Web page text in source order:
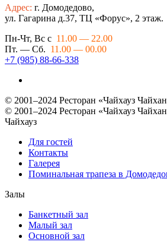
Адрес: г. Домодедово,
ул. Гагарина д.37, ТЦ «Форус», 2 этаж.
Пн-Чт, Вс с 11.00 — 22.00
Пт. — Сб. 11.00 — 00.00
+7 (985) 88-66-338
© 2001–2024 Ресторан «Чайхауз
© 2001–2024 Ресторан «Чайхауз
Чайхауз
Для гостей
Контакты
Галерея
Поминальная трапеза в
Залы
Банкетный зал
Малый зал
Основной зал